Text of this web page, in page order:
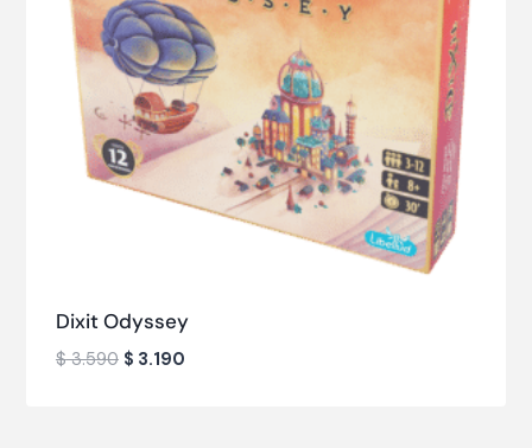
Dixit Odyssey
$3.590 $ 3.190